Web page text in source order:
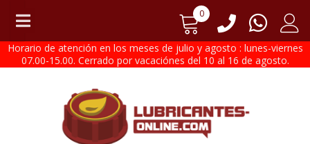
0
Horario de atención en los meses de julio y agosto : lunes-viernes
07.00-15.00. Cerrado por vacaciónes del 10 al 16 de agosto.